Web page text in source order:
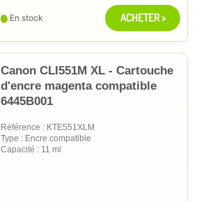
En stock ACHETER >
Canon CLI551M XL - Cartouche
d'encre magenta compatible
6445B001
Référence : KTE551XLM
Type : Encre compatible
Capacité : 11 ml